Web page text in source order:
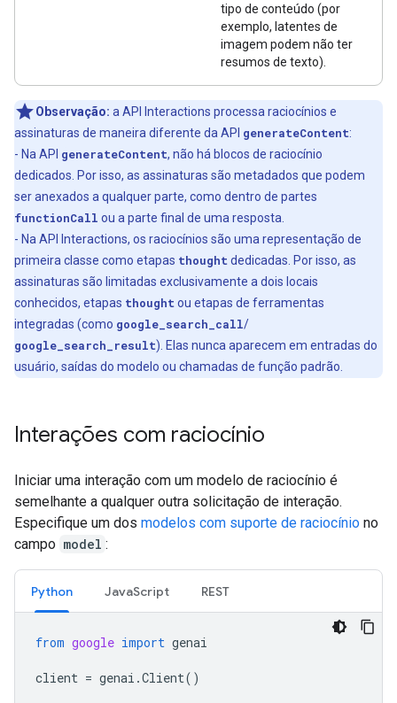
tipo de conteúdo (por
exemplo, latentes de
imagem podem não ter
resumos de texto).
Observação: a API Interactions processa raciocínios e
assinaturas de maneira diferente da API generateContent:
- Na API generateContent, não há blocos de raciocínio
dedicados. Por isso, as assinaturas são metadados que podem
ser anexados a qualquer parte, como dentro de partes
functionCall ou a parte final de uma resposta.
- Na API Interactions, os raciocínios são uma representação de
primeira classe como etapas thought dedicadas. Por isso, as
assinaturas são limitadas exclusivamente a dois locais
conhecidos, etapas thought ou etapas de ferramentas
integradas (como google_search_call/
google_search_result). Elas nunca aparecem em entradas do
usuário, saídas do modelo ou chamadas de função padrão.
Interações com raciocínio
Iniciar uma interação com um modelo de raciocínio é
semelhante a qualquer outra solicitação de interação.
Especifique um dos modelos com suporte de raciocínio no
campo model :
Python JavaScript REST
from google import genai
client = genai .Client()